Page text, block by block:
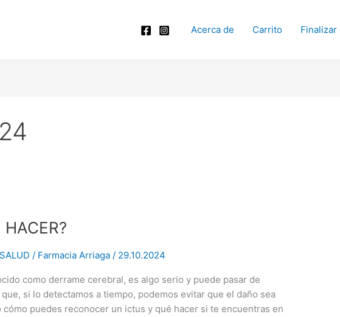
Acerca de Carrito Finalizar
SALUD / Farmacia Arriaga/ 29.10.2024
como derrame cerebral, es algo serio y puede pasar de
si lo detectamos a tiempo, podemos evitar que el daño sea
cómo puedes reconocer un ictus y qué hacer si te encuentras en